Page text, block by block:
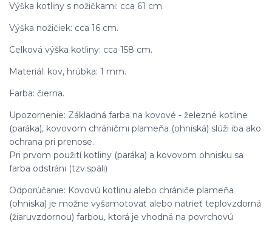
Výška kotliny s nožičkami: cca 61 cm.
Výška nožičiek: cca 16 cm.
Celková výška kotliny: cca 158 cm.
Materiál: kov, hrúbka: 1 mm.
Farba: čierna.
Upozornenie: Základná farba na kovové - železné kotline
(paráka), kovovom chráničmi plameňa (ohniská) slúži iba ako
ochrana pri prenose.
Pri prvom použití kotliny (paráka) a kovovom ohnisku sa
farba odstráni (tzv.spáli)
Odporúčanie: Kovovú kotlinu alebo chrániče plameňa
(ohniska) je možne vyšamotovať alebo natrieť teplovzdorná
(žiaruvzdornou) farbou, ktorá je vhodná na povrchovú